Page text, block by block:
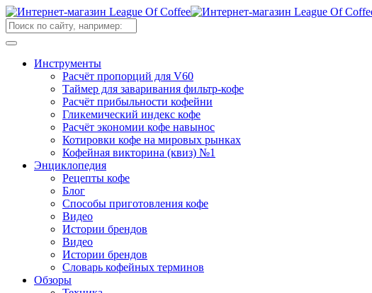
Инструменты
Расчёт пропорций для V60
Таймер для заваривания фильтр-кофе
Расчёт прибыльности кофейни
Гликемический индекс кофе
Расчёт экономии кофе навынос
Котировки кофе на мировых рынках
Кофейная викторина (квиз) №1
Энциклопедия
Рецепты кофе
Блог
Способы приготовления кофе
Видео
Истории брендов
Видео
Истории брендов
Словарь кофейных терминов
Обзоры